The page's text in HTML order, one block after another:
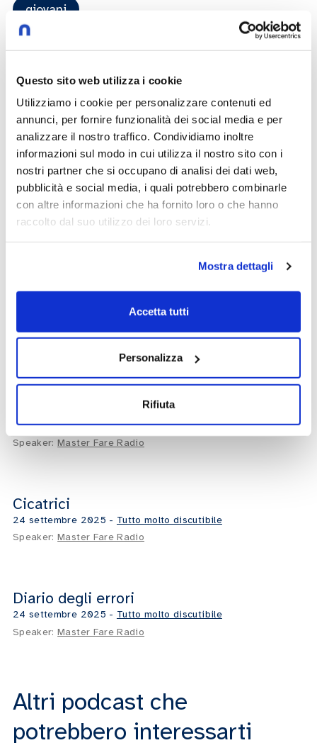
Questo sito web utilizza i cookie
Utilizziamo i cookie per personalizzare contenuti ed
annunci, per fornire funzionalità dei social media e per
analizzare il nostro traffico. Condividiamo inoltre
informazioni sul modo in cui utilizza il nostro sito con i
nostri partner che si occupano di analisi dei dati web,
pubblicità e social media, i quali potrebbero combinarle
con altre informazioni che ha fornito loro o che hanno
raccolto dal suo utilizzo dei loro servizi.
Mostra dettagli
Accetta tutti
Personalizza
Rifiuta
giovani
Speaker
Master Fare Radio
5 Episodi
Macchinata
Corpo mio. Like tuo
24 settembre 2025-Tutto molto discutibile
24 settembre 2025-Tutto molto discutibile
Speaker:Master Fare Radio
Cicatrici
24 settembre 2025 - Tutto molto discutibile
Speaker:Master Fare Radio
Diario degli errori
24 settembre 2025 - Tutto molto discutibile
Speaker:Master Fare Radio
Altri podcast che
potrebbero interessarti